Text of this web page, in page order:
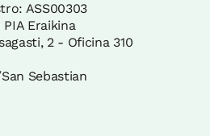
ASS00303
Eraikina
2 - Oficina 310
Sebastian